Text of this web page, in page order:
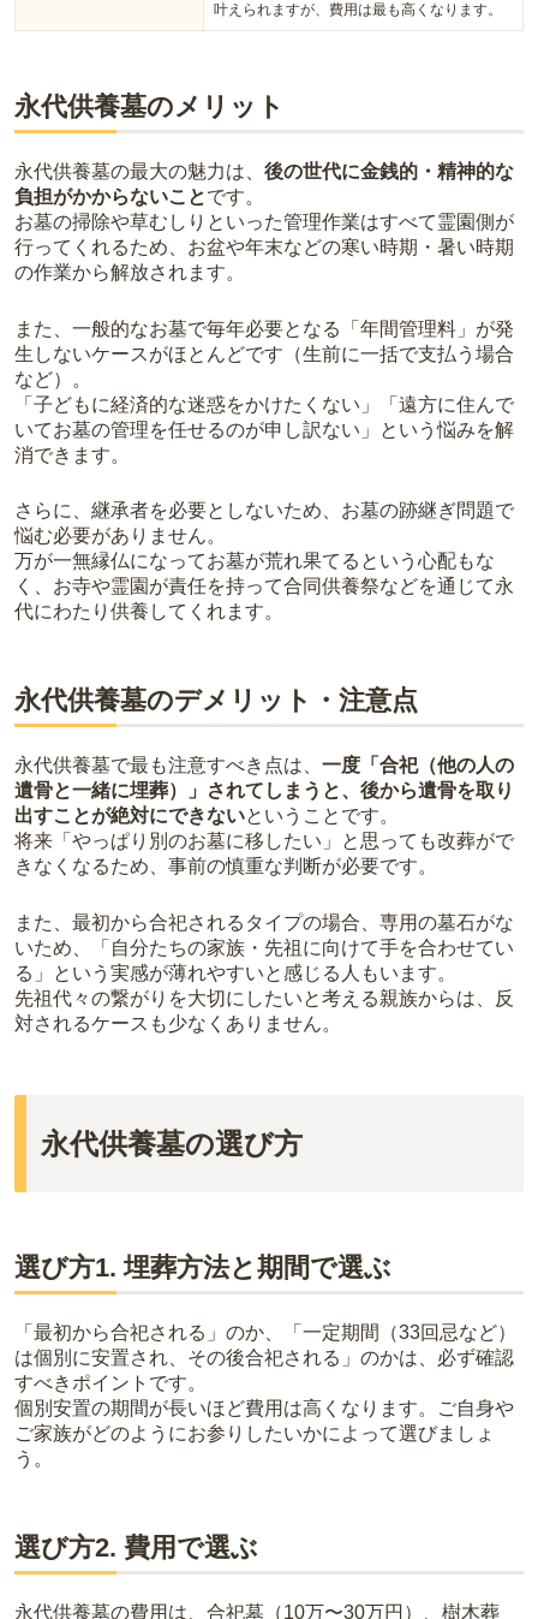
叶えられますが、費用は最も高くなります。
永代供養墓のメリット
永代供養墓の最大の魅力は、 後の世代に金銭的・精神的な
負担がかからないことです。
お墓の掃除や草むしりといった管理作業はすべて霊園側が
行ってくれるため、お盆や年末などの寒い時期・暑い時期
の作業から解放されます。
また、一般的なお墓で毎年必要となる「年間管理料」が発
生しないケースがほとんどです（生前に一括で支払う場合
など）。
「子どもに経済的な迷惑をかけたくない」「遠方に住んで
いてお墓の管理を任せるのが申し訳ない」という悩みを解
消できます。
さらに、継承者を必要としないため、お墓の跡継ぎ問題で
悩む必要がありません。
万が一無縁仏になってお墓が荒れ果てるという心配もな
く、お寺や霊園が責任を持って合同供養祭などを通じて永
代にわたり供養してくれます。
永代供養墓のデメリット・注意点
永代供養墓で最も注意すべき点は、 一度「合祀（他の人の
遺骨と一緒に埋葬）」されてしまうと、後から遺骨を取り
出すことが絶対にできないということです。
将来「やっぱり別のお墓に移したい」と思っても改葬がで
きなくなるため、事前の慎重な判断が必要です。
また、最初から合祀されるタイプの場合、専用の墓石がな
いため、「自分たちの家族・先祖に向けて手を合わせてい
る」という実感が薄れやすいと感じる人もいます。
先祖代々の繋がりを大切にしたいと考える親族からは、反
対されるケースも少なくありません。
永代供養墓の選び方
選び方1. 埋葬方法と期間で選ぶ
「最初から合祀される」のか、「一定期間（33回忌など）
は個別に安置され、その後合祀される」のかは、必ず確認
すべきポイントです。
個別安置の期間が長いほど費用は高くなります。ご自身や
ご家族がどのようにお参りしたいかによって選びましょ
う。
選び方2. 費用で選ぶ
永代供養墓の費用は、合祀墓（10万〜30万円）、樹木葬